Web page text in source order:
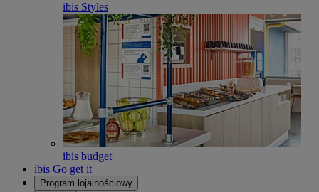
ibis Styles
ibis budget
ibis Go get it
Program lojalnościowy